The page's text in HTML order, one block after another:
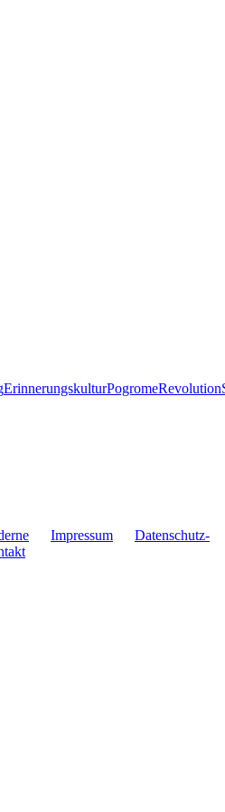
ErinnerungskulturPogromeRevolution
Impres­sum
Daten­schutz­